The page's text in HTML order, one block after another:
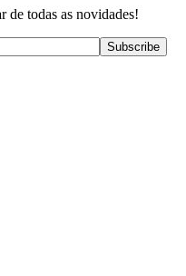
de todas as novidades!